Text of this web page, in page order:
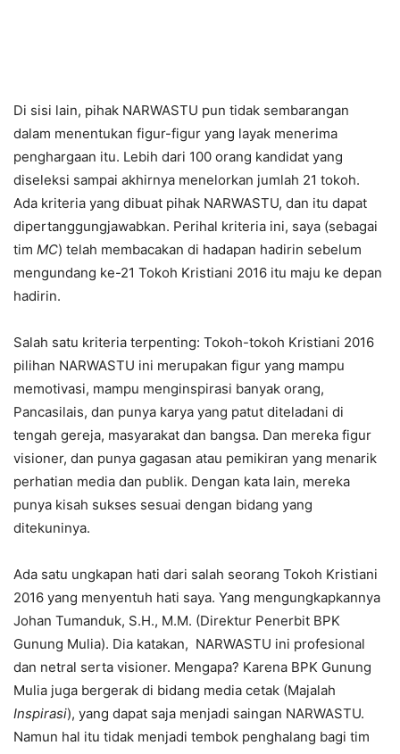
Di sisi lain, pihak NARWASTU pun tidak sembarangan
dalam menentukan figur-figur yang layak menerima
penghargaan itu. Lebih dari 100 orang kandidat yang
diseleksi sampai akhirnya menelorkan jumlah 21 tokoh.
Ada kriteria yang dibuat pihak NARWASTU, dan itu dapat
dipertanggungjawabkan. Perihal kriteria ini, saya (sebagai
tim MC) telah membacakan di hadapan hadirin sebelum
mengundang ke-21 Tokoh Kristiani 2016 itu maju ke depan
hadirin.
Salah satu kriteria terpenting: Tokoh-tokoh Kristiani 2016
pilihan NARWASTU ini merupakan figur yang mampu
memotivasi, mampu menginspirasi banyak orang,
Pancasilais, dan punya karya yang patut diteladani di
tengah gereja, masyarakat dan bangsa. Dan mereka figur
visioner, dan punya gagasan atau pemikiran yang menarik
perhatian media dan publik. Dengan kata lain, mereka
punya kisah sukses sesuai dengan bidang yang
ditekuninya.
Ada satu ungkapan hati dari salah seorang Tokoh Kristiani
2016 yang menyentuh hati saya. Yang mengungkapkannya
Johan Tumanduk, S.H., M.M. (Direktur Penerbit BPK
Gunung Mulia). Dia katakan, NARWASTU ini profesional
dan netral serta visioner. Mengapa? Karena BPK Gunung
Mulia juga bergerak di bidang media cetak (Majalah
Inspirasi), yang dapat saja menjadi saingan NARWASTU.
Namun hal itu tidak menjadi tembok penghalang bagi tim